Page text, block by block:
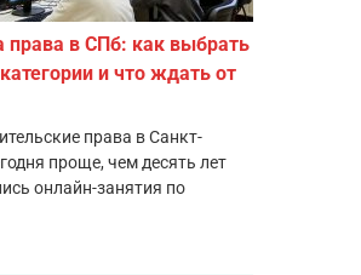
права в СПб: как выбрать
и что ждать от
права в Санкт-
проще, чем десять лет
онлайн-занятия по